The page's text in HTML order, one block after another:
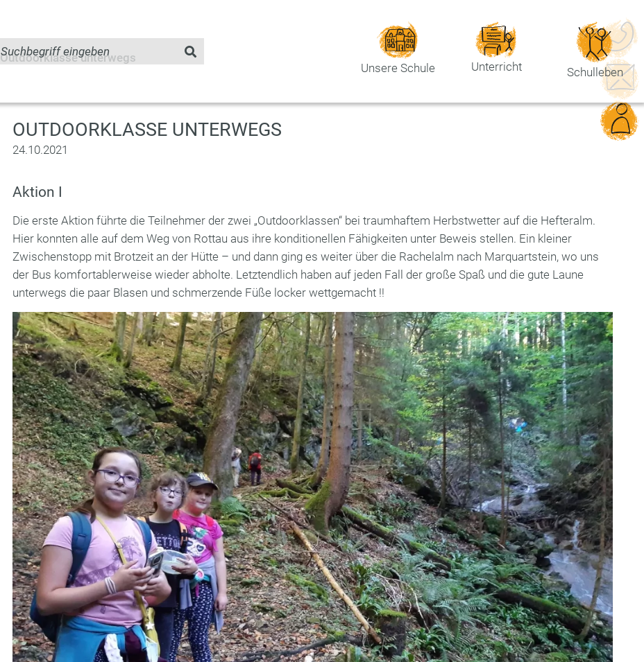
Unsere Schule Unterricht Schulleben
Outdoorklasse unterwegs
OUTDOORKLASSE UNTERWEGS
24.10.2021
Aktion I
Die erste Aktion führte die Teilnehmer der zwei „Outdoorklassen“ bei traumhaftem Herbstwetter auf die Hefteralm.
Hier konnten alle auf dem Weg von Rottau aus ihre konditionellen Fähigkeiten unter Beweis stellen. Ein kleiner
Zwischenstopp mit Brotzeit an der Hütte – und dann ging es weiter über die Rachelalm nach Marquartstein, wo uns
der Bus komfortablerweise wieder abholte. Letztendlich haben auf jeden Fall der große Spaß und die gute Laune
unterwegs die paar Blasen und schmerzende Füße locker wettgemacht !!